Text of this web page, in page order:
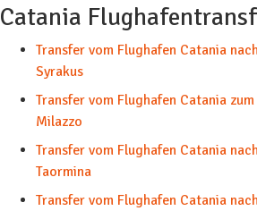
Catania
Transfer vom Flughafen Catania
Syrakus
Transfer vom Flughafen Catania zum
Milazzo
Transfer vom Flughafen Catania
Taormina
Transfer vom Flughafen Catania